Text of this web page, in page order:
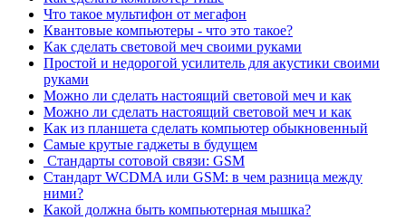
Что такое мультифон от мегафон
Квантовые компьютеры - что это такое?
Как сделать световой меч своими руками
Простой и недорогой усилитель для акустики своими
руками
Можно ли сделать настоящий световой меч и как
Можно ли сделать настоящий световой меч и как
Как из планшета сделать компьютер обыкновенный
Самые крутые гаджеты в будущем
Стандарты сотовой связи: GSM
Стандарт WCDMA или GSM: в чем разница между
ними?
Какой должна быть компьютерная мышка?